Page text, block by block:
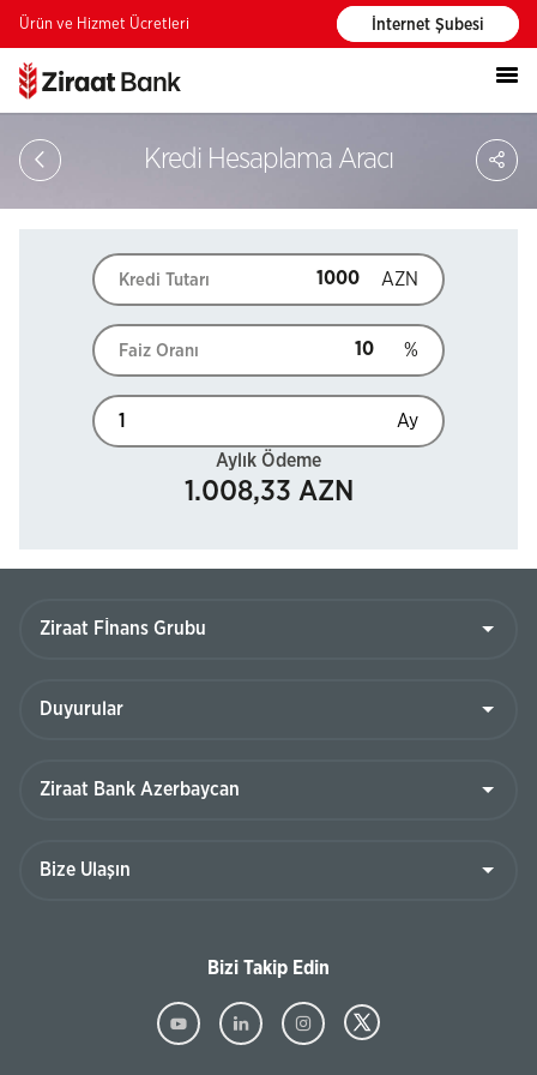
Ürün ve Hizmet Ücretleri İnternet Şubesi
Kredi Hesaplama Aracı
Kredi Tutarı AZN
Faiz Oranı %
Ay
Aylık Ödeme
1.008,33 AZN
Bizi Takip Edin